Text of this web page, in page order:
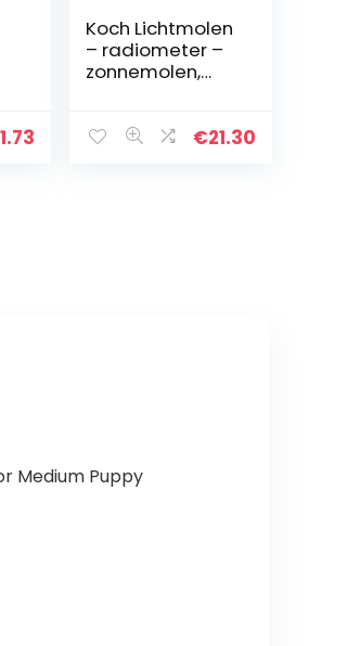
Koch Lichtmolen
– radiometer –
zonnemolen,
€21.30
Medium Puppy